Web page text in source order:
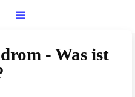
- Was ist